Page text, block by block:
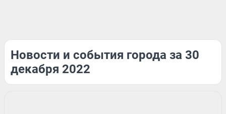
Новости и события города за 30
декабря 2022